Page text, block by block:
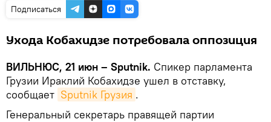
Подписаться
Ухода Кобахидзе потребовала оппозиция
ВИЛЬНЮС, 21 июн – Sputnik. Спикер парламента
Грузии Ираклий Кобахидзе ушел в отставку,
сообщает Sputnik Грузия .
Генеральный секретарь правящей партии